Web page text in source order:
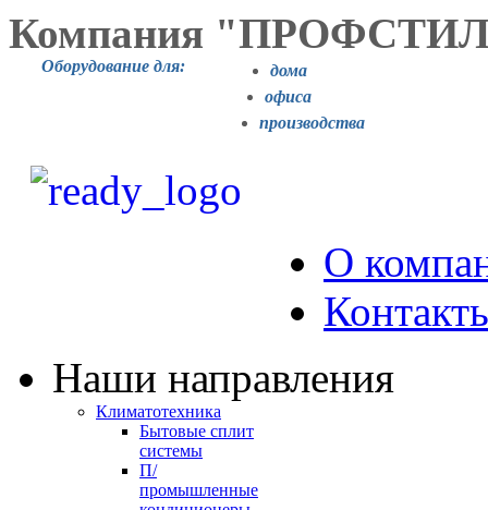
Компания
Оборудование для:
дома
офиса
производства
О
Наши направления
Климатотехника
Бытовые сплит
системы
П/
промышленные